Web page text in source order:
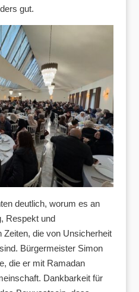
gut.
deutlich, worum es an
Respekt und
die von Unsicherheit
Bürgermeister Simon
die er mit Ramadan
Dankbarkeit für